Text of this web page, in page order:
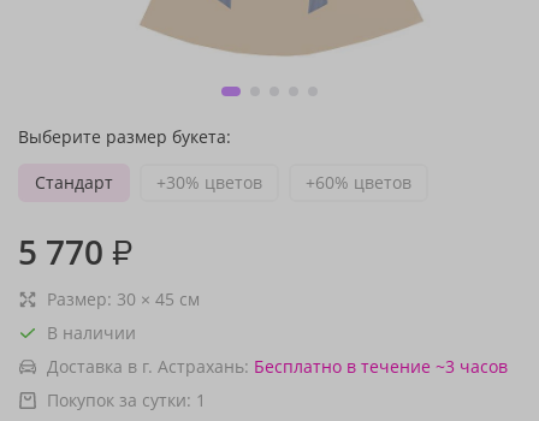
Выберите размер букета:
Стандарт
+30% цветов +60% цветов
5 770 ₽
Размер: 30 × 45 см
В наличии
Доставка в г. Астрахань: Бесплатно в течение ~3 часов
Покупок за сутки: 1